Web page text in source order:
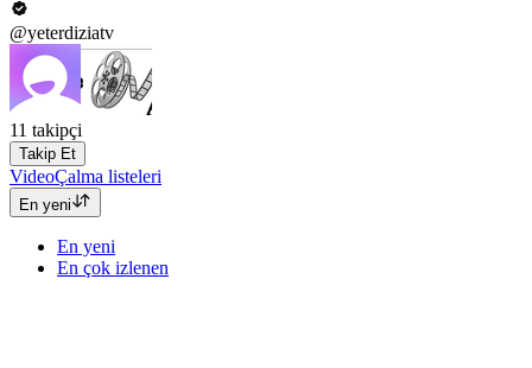
@yeterdiziatv
11 takipçi
Takip Et
VideoÇalma listeleri
En yeni
En yeni
En çok izlenen